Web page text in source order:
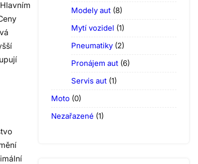
Modely aut (8)
Mytí vozidel (1)
Pneumatiky (2)
Pronájem aut (6)
Servis aut (1)
Moto (0)
Nezařazené (1)